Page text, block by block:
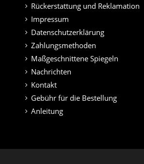
Rückerstattung und Reklamation
Impressum
Datenschutzerklärung
Zahlungsmethoden
Maßgeschnittene Spiegeln
Nachrichten
Kontakt
Gebühr für die Bestellung
Anleitung